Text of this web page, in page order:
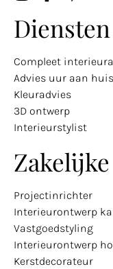
Diensten
Compleet
Advies uur aan huis
Kleuradvies
3D ontwerp
Interieurstylist
Projectinrichter
Interieurontwerp
Vastgoedstyling
Interieurontwerp
Kerstdecorateur